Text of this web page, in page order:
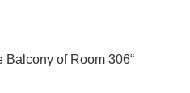
Balcony of Room 306“